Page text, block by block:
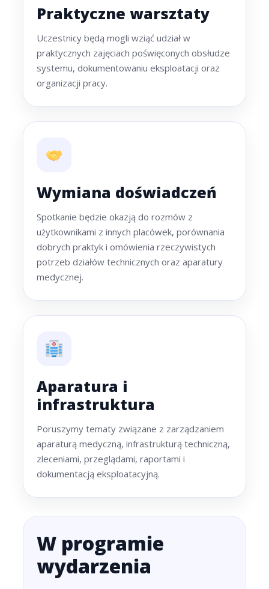
Praktyczne warsztaty
Uczestnicy będą mogli wziąć udział w
praktycznych zajęciach poświęconych obsłudze
systemu, dokumentowaniu eksploatacji oraz
organizacji pracy.
Wymiana doświadczeń
Spotkanie będzie okazją do rozmów z
użytkownikami z innych placówek, porównania
dobrych praktyk i omówienia rzeczywistych
potrzeb działów technicznych oraz aparatury
medycznej.
Aparatura i
infrastruktura
Poruszymy tematy związane z zarządzaniem
aparaturą medyczną, infrastrukturą techniczną,
zleceniami, przeglądami, raportami i
dokumentacją eksploatacyjną.
W programie
wydarzenia